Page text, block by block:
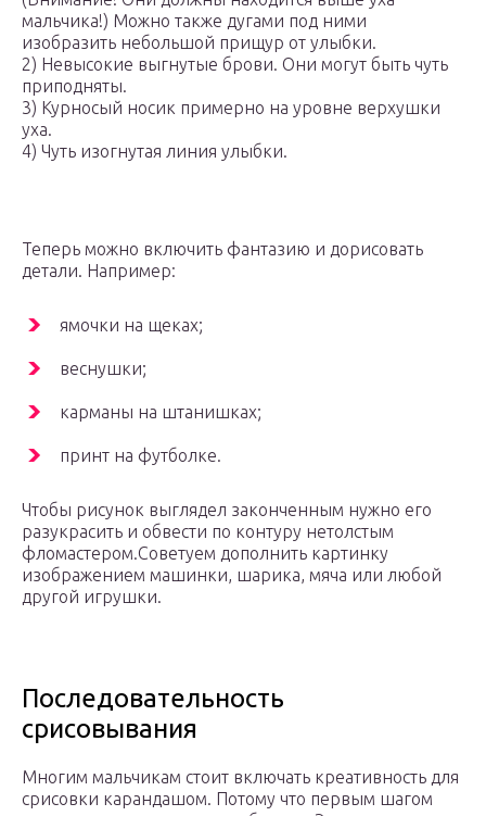
мальчика!) Можно также дугами под ними
изобразить небольшой прищур от улыбки.
2) Невысокие выгнутые брови. Они могут быть чуть
приподняты.
3) Курносый носик примерно на уровне верхушки
уха.
4) Чуть изогнутая линия улыбки.
Теперь можно включить фантазию и дорисовать
детали. Например:
ямочки на щеках;
веснушки;
карманы на штанишках;
принт на футболке.
Чтобы рисунок выглядел законченным нужно его
разукрасить и обвести по контуру нетолстым
фломастером.Советуем дополнить картинку
изображением машинки, шарика, мяча или любой
другой игрушки.
Последовательность
срисовывания
Многим мальчикам стоит включать креативность для
срисовки карандашом. Потому что первым шагом